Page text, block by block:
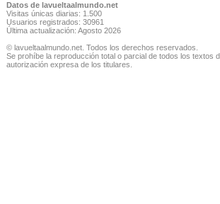
Datos de lavueltaalmundo.net
Visitas únicas diarias: 1.500
Usuarios registrados: 30961
Última actualización: Agosto 2026
© lavueltaalmundo.net. Todos los derechos reservados.
Se prohíbe la reproducción total o parcial de todos los textos
autorización expresa de los titulares.